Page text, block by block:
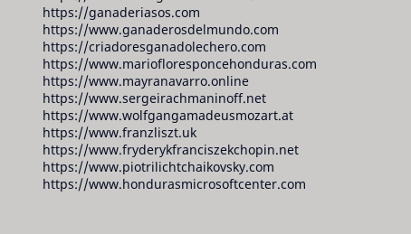
https://ganaderiasos.com
https://www.ganaderosdelmundo.com
https://criadoresganadolechero.com
https://www.mariofloresponcehonduras.com
https://www.mayranavarro.online
https://www.sergeirachmaninoff.net
https://www.wolfgangamadeusmozart.at
https://www.franzliszt.uk
https://www.fryderykfranciszekchopin.net
https://www.piotrilichtchaikovsky.com
https://www.hondurasmicrosoftcenter.com